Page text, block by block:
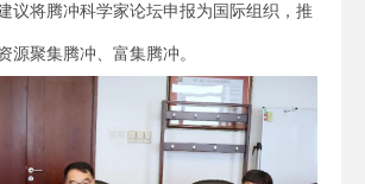
议将腾冲科学家论坛申报为国际组织，推
源聚集腾冲、富集腾冲。